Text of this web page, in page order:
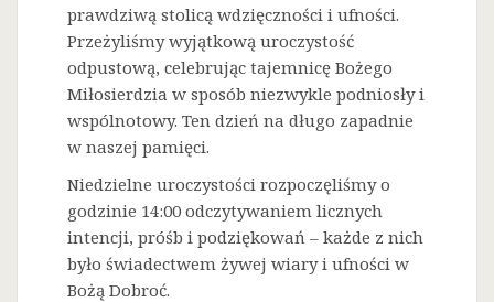
prawdziwą stolicą wdzięczności i ufności.
Przeżyliśmy wyjątkową uroczystość
odpustową, celebrując tajemnicę Bożego
Miłosierdzia w sposób niezwykle podniosły i
wspólnotowy. Ten dzień na długo zapadnie
w naszej pamięci.
Niedzielne uroczystości rozpoczęliśmy o
godzinie 14:00 odczytywaniem licznych
intencji, próśb i podziękowań – każde z nich
było świadectwem żywej wiary i ufności w
Bożą Dobroć.